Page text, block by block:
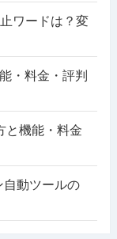
ワードは？変
・料金・評判
と機能・料金
自動ツールの